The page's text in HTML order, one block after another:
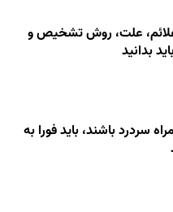
علت، روش تشخیص و
بدانید
سردرد باشند، باید فورا به